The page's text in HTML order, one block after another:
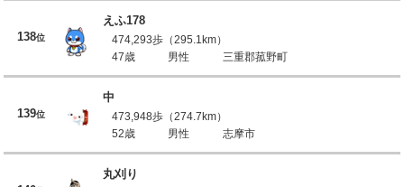
138位
えふ178
474,293歩（295.1km）
47歳
男性 三重郡菰野町
139位
中
473,948歩（274.7km）
52歳
男性 志摩市
丸刈り